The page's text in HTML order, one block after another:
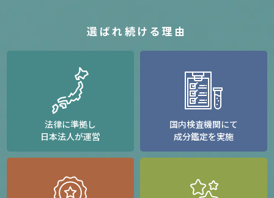
選ばれ続ける理由
法律に準拠し
日本法人が運営
国内検査機関にて
成分鑑定を実施